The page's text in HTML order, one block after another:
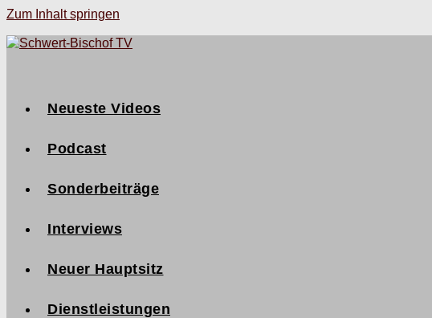
Zum Inhalt springen
Neueste Videos
Podcast
Sonderbeiträge
Interviews
Neuer Hauptsitz
Dienstleistungen